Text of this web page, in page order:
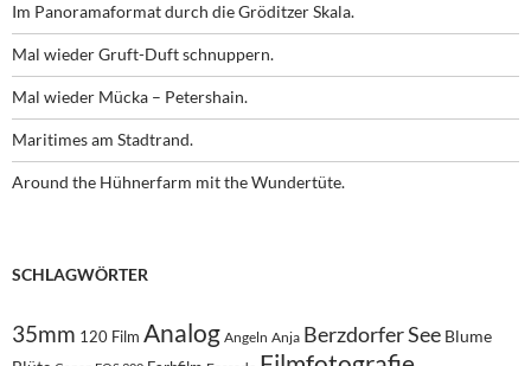
Im Panoramaformat durch die Gröditzer Skala.
Mal wieder Gruft-Duft schnuppern.
Mal wieder Mücka – Petershain.
Maritimes am Stadtrand.
Around the Hühnerfarm mit the Wundertüte.
SCHLAGWÖRTER
35mm 120 Film Analog Angeln Anja Berzdorfer See Blume